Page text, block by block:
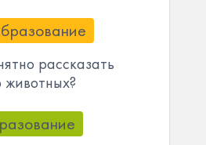
рассказать